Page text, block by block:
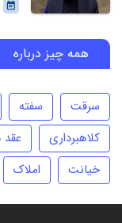
همه چیز درباره
سرقت سفته
کلاهبرداری
عقد
خیانت
املاک